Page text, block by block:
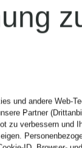
und andere Web-
Partner
zu verbessern und